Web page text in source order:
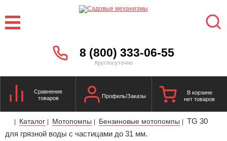
8 (800) 333-06-55
Круглосуточно
Сравнение
товаров
Профиль/Заказы
В корзине
нет товаров
| Каталог | Мотопомпы | Бензиновые мотопомпы | TG 30
для грязной воды с частицами до 31 мм.